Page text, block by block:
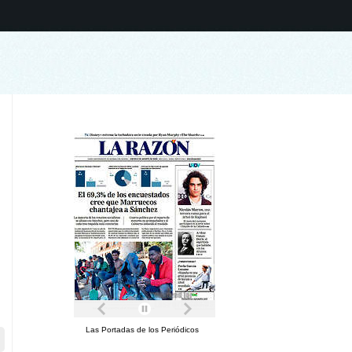
Las Portadas de los Periódicos